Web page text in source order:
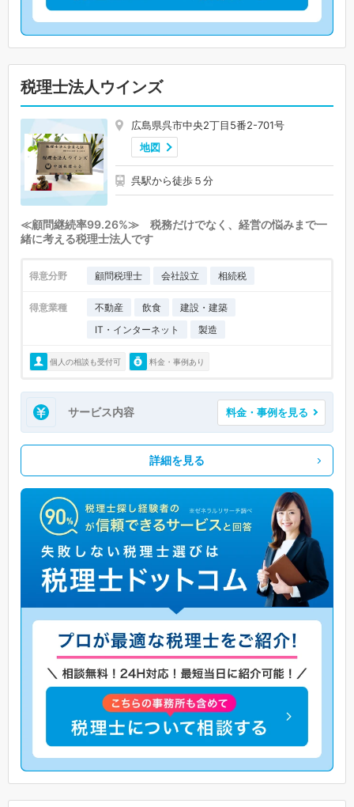
税理士法人ウインズ
広島県呉市中央2丁目5番2-701号
地図
呉駅から徒歩５分
≪顧問継続率99.26%≫ 税務だけでなく、経営の悩みまで一
緒に考える税理士法人です
得意分野 顧問税理士 会社設立 相続税
得意業種 不動産 飲食
建設・建築
IT・インターネット
製造
個人の相談も受付可 料金・事例あり
サービス内容 料金・事例を見る
詳細を見る